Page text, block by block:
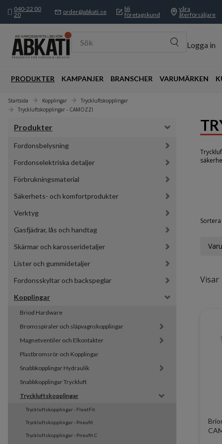
040-22 00
20
order@abkati.se
bli
företagskund
våra
återförsäljare
Sök Logga in
PRODUKTER KAMPANJER BRANSCHER VARUMÄRKEN
Startsida Kopplingar
Tryckluftskopplingar
Tryckluftskopplingar - CAMOZZI
Produkter
Fordonsbelysning
Fordonselektriska detaljer
Förbrukningsmaterial
Säkerhets- och komfortprodukter
Verktyg
Gasfjädrar, lås och handtag
Skärmar och karosseridetaljer
Lister och gummidetaljer
Fordonsskyltar och backspeglar
Kopplingar
Briod Hardware
Bromsspiraler och släpvagnskopplingar
Magnetventiler och Elkontakter
Plastbromsrör och Kopplingar
Snabbkopplingar Hydraulik
Snabbkopplingar Tryckluft
Tryckluftskopplingar
Tryckluftskopplingar - FleetFit
Tryckluftskopplingar - Pneufit
Tryckluftskopplingar - Pneufit C
Visar